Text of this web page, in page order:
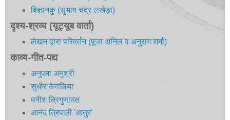
विज्ञानकु (सुभाष चंद्र लखेड़ा)
दृश्य-श्रव्य (यूट्यूब वार्ता)
लेखन द्वारा परिवर्तन (पूजा अनिल व अनुराग शर्मा)
काव्य-गीत-पद्य
अनुपमा अनुश्री
सुधीर केवलिया
मनीश त्रिगुणायत
आनंद त्रिपाठी 'आतुर'